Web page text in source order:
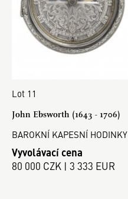
Lot 11
John Ebsworth (1643 - 1706)
BAROKNÍ KAPESNÍ HODINKY
Vyvolávací cena
80 000 CZK | 3 333 EUR